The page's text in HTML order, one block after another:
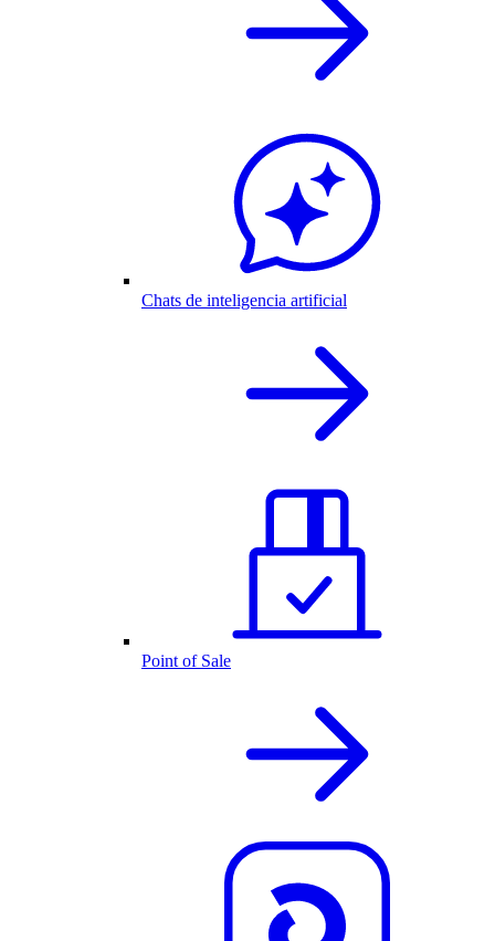
Chats de inteligencia artificial
Point of Sale